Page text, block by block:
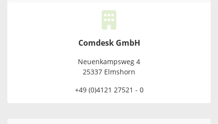
Comdesk GmbH
Neuenkampsweg 4
25337 Elmshorn
+49 (0)4121 27521 - 0